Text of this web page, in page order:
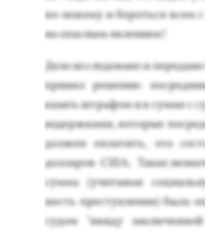
по-но­вому и бо­роть­ся всем
но опас­ным яв­ле­ни­ем!
Де­ло ис­сле­дова­но и
при­нял ре­шение:
казать штра­фом и в сум­ме с
из­дер­жка­ми, ко­торые
дол­жен оп­ла­тить, это
дол­ла­ров США. Та­кая
сум­ма (учи­тывая
ность прес­тупле­ния) бы­ла
су­дом "вви­ду